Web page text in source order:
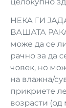
НЕКА ГИ
ВАШАТА
може да се
рачно за да
човек, но
на влажна/
прикриете
возрасти